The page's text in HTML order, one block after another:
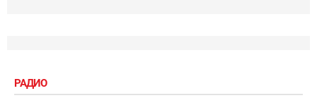
РАДИО